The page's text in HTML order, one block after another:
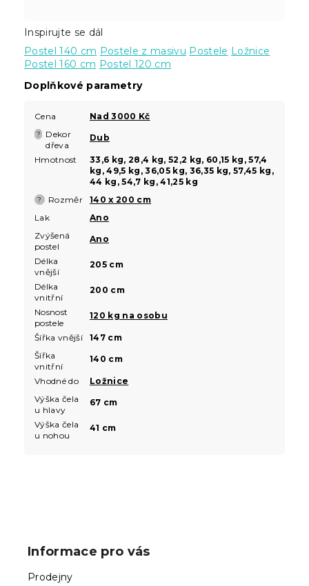
Inspirujte se dál
Postel 140 cm Postele z masivu Postele Ložnice
Postel 160 cm Postel 120 cm
Doplňkové parametry
Cena Nad 3000 Kč
?
Dekor
dřeva
Dub
Hmotnost
33,6 kg, 28,4 kg, 52,2 kg, 60,15 kg, 57,4
kg, 49,5 kg, 36,05 kg, 36,35 kg, 57,45 kg,
44 kg, 54,7 kg, 41,25 kg
? Rozměr
140 x 200 cm
Lak
Ano
Zvýšená
postel
Ano
Délka
vnější
205 cm
Délka
vnitřní
200 cm
Nosnost
postele
120 kg na osobu
Šířka vnější
147 cm
Šířka
vnitřní
140 cm
Vhodné do
Ložnice
Výška čela
u hlavy
67 cm
Výška čela
u nohou
41 cm
Informace pro vás
Prodejny